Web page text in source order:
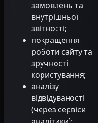
замовлень та
внутрішньої
звітності;
покращення
роботи сайту та
зручності
користування;
аналізу
відвідуваності
(через сервіси